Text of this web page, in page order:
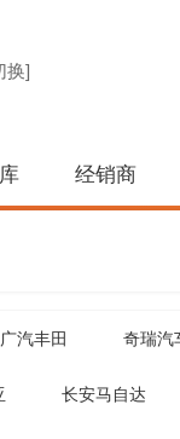
换]
经销商
广汽丰田 奇瑞汽
长安马自达